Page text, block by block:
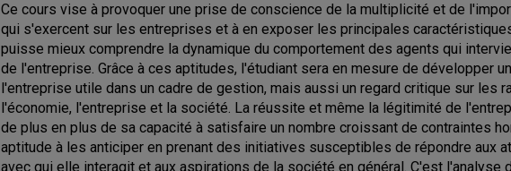
Ce cours vise à provoquer une prise de conscience de la multiplicité et de
qui s'exercent sur les entreprises et à en exposer les principales
puisse mieux comprendre la dynamique du comportement des agents qui
de l'entreprise. Grâce à ces aptitudes, l'étudiant sera en mesure de développer
l'entreprise utile dans un cadre de gestion, mais aussi un regard critique sur les
l'économie, l'entreprise et la société. La réussite et même la légitimité de
de plus en plus de sa capacité à satisfaire un nombre croissant de contraintes
aptitude à les anticiper en prenant des initiatives susceptibles de répondre aux
avec qui elle interagit et aux aspirations de la société en général. C'est l'analyse